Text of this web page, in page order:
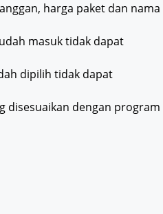
harga paket dan nama
masuk tidak dapat
dipilih tidak dapat
disesuaikan dengan program